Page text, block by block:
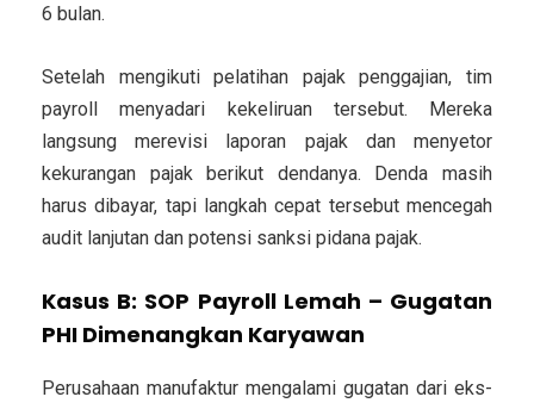
6 bulan.
Setelah mengikuti pelatihan pajak penggajian, tim
payroll menyadari kekeliruan tersebut. Mereka
langsung merevisi laporan pajak dan menyetor
kekurangan pajak berikut dendanya. Denda masih
harus dibayar, tapi langkah cepat tersebut mencegah
audit lanjutan dan potensi sanksi pidana pajak.
Kasus B: SOP Payroll Lemah – Gugatan
PHI Dimenangkan Karyawan
Perusahaan manufaktur mengalami gugatan dari eks-